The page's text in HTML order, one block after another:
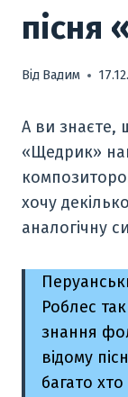
пісня
Від Вадим
А ви знаєте,
«Щедрик»
хочу
аналогічну
Роблес
знання
відому
багато